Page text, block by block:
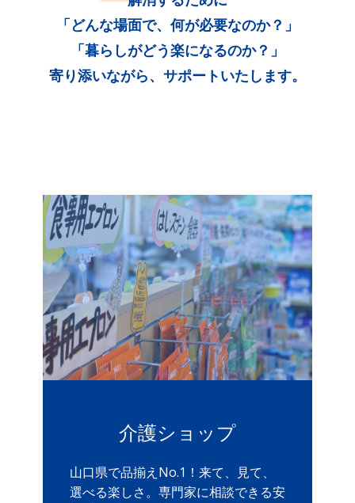
「どんな場面で、何が必要なのか？」
「暮らしがどう楽になるのか？」
寄り添いながら、サポートいたします。
介護ショップ
山口県で品揃えNo.1！来て、見て、
選べる楽しさ。専門家に相談できる安